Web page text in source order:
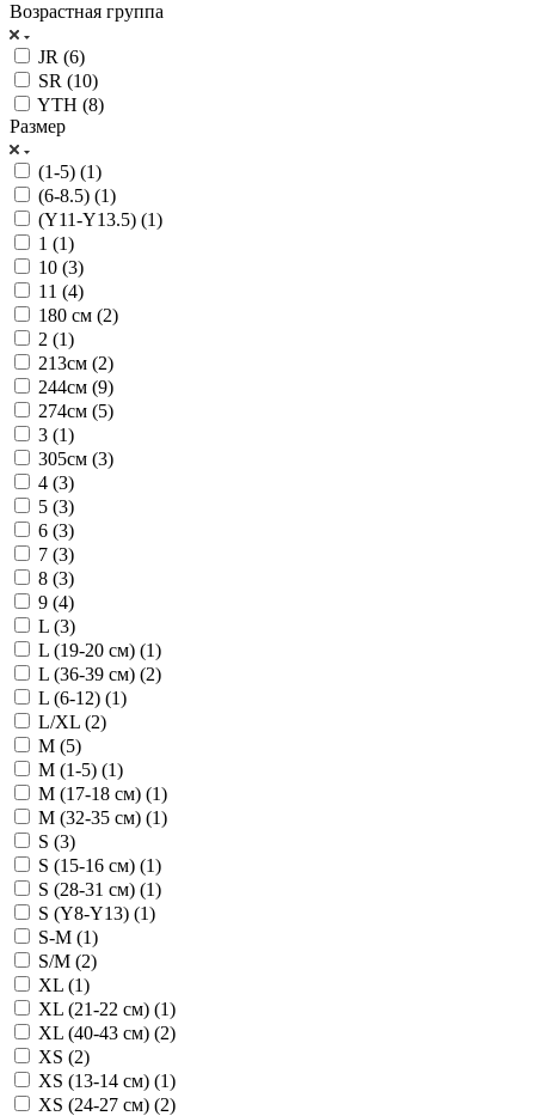
Возрастная группа
JR (6)
SR (10)
YTH (8)
Размер
(1-5) (1)
(6-8.5) (1)
(Y11-Y13.5) (1)
1 (1)
10 (3)
11 (4)
180 см (2)
2 (1)
213см (2)
244см (9)
274см (5)
3 (1)
305см (3)
4 (3)
5 (3)
6 (3)
7 (3)
8 (3)
9 (4)
L (3)
L (19-20 см) (1)
L (36-39 см) (2)
L (6-12) (1)
L/XL (2)
M (5)
M (1-5) (1)
M (17-18 см) (1)
M (32-35 см) (1)
S (3)
S (15-16 см) (1)
S (28-31 см) (1)
S (Y8-Y13) (1)
S-M (1)
S/M (2)
XL (1)
XL (21-22 см) (1)
XL (40-43 см) (2)
XS (2)
XS (13-14 см) (1)
XS (24-27 см) (2)